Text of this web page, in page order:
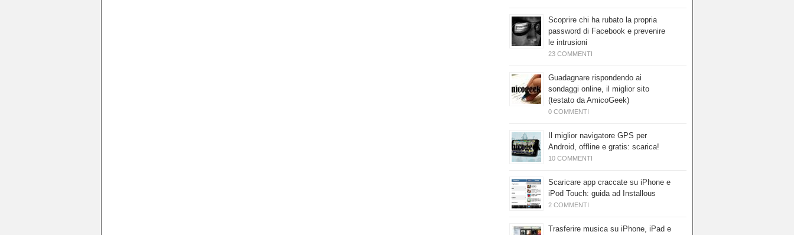
Scoprire chi ha rubato la propria
password di Facebook e prevenire
le intrusioni
23 COMMENTI
Guadagnare rispondendo ai
sondaggi online, il miglior sito
(testato da AmicoGeek)
0 COMMENTI
Il miglior navigatore GPS per
Android, offline e gratis: scarica!
10 COMMENTI
Scaricare app craccate su iPhone e
iPod Touch: guida ad Installous
2 COMMENTI
Trasferire musica su iPhone, iPad e